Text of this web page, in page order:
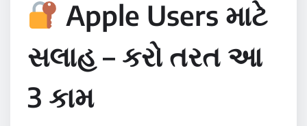
Apple Users માટે
સલાહ – કરો તરત આ
3 કામ